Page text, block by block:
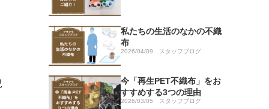
私たちの生活のなかの不織
布
2026/04/09 スタッフブログ
今「再生PET不織布」をお
すすめする3つの理由
2026/03/05 スタッフブログ